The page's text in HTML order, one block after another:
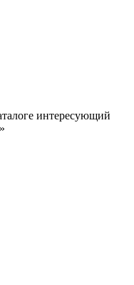
интересующий